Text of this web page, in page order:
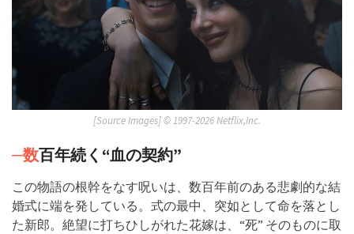
[Source Images] ©︎ 1997-2026 Netflix,Inc.
─数百年続く“血の契約”
この物語の根幹をなす呪いは、数百年前のある悲劇的な結
婚式に端を発している。式の最中、突如として命を落とし
た新郎。絶望に打ちひしがれた花嫁は、“死” そのものに取